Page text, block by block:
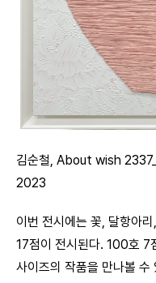
김순철, About wish
2023
이번 전시에는 꽃, 달항아
17점이 전시된다. 100호 7
사이즈의 작품을 만나볼 수